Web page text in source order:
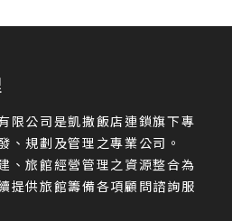
限公司是凱撒飯店連鎖旗下專
、規劃及管理之專業公司。
、旅館經營管理之資源整合為
提供旅館籌備各項顧問諮詢服